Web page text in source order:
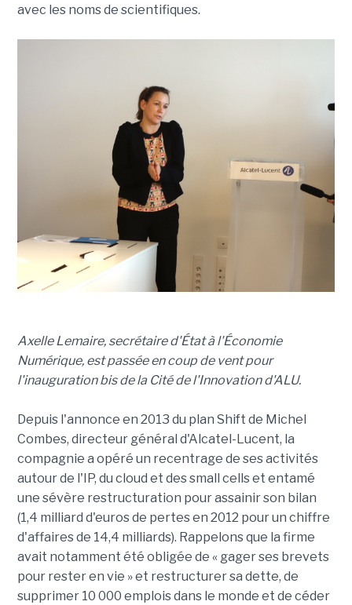
avec les noms de scientifiques.
Axelle Lemaire, secrétaire d'État à l'Économie
Numérique, est passée en coup de vent pour
l'inauguration bis de la Cité de l'Innovation d'ALU.
Depuis l'annonce en 2013 du plan Shift de Michel
Combes, directeur général d'Alcatel-Lucent, la
compagnie a opéré un recentrage de ses activités
autour de l'IP, du cloud et des small cells et entamé
une sévère restructuration pour assainir son bilan
(1,4 milliard d'euros de pertes en 2012 pour un chiffre
d'affaires de 14,4 milliards). Rappelons que la firme
avait notamment été obligée de « gager ses brevets
pour rester en vie » et restructurer sa dette, de
supprimer 10 000 emplois dans le monde et de céder